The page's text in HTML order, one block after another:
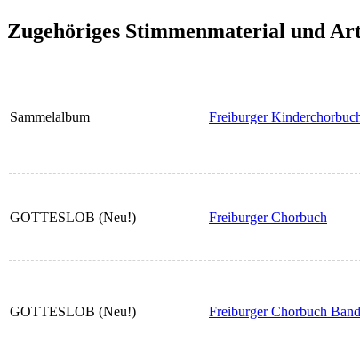
Zugehöriges Stimmenmaterial und
Sammelalbum Freiburger
GOTTESLOB (Neu!) Freiburger Chorbuch
GOTTESLOB (Neu!) Freiburger Chorbuch